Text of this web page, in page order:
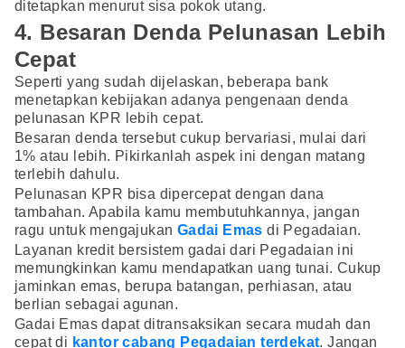
ditetapkan menurut sisa pokok utang.
4. Besaran Denda Pelunasan Lebih
Cepat
Seperti yang sudah dijelaskan, beberapa bank
menetapkan kebijakan adanya pengenaan denda
pelunasan KPR lebih cepat.
Besaran denda tersebut cukup bervariasi, mulai dari
1% atau lebih. Pikirkanlah aspek ini dengan matang
terlebih dahulu.
Pelunasan KPR bisa dipercepat dengan dana
tambahan. Apabila kamu membutuhkannya, jangan
ragu untuk mengajukan Gadai Emas di Pegadaian.
Layanan kredit bersistem gadai dari Pegadaian ini
memungkinkan kamu mendapatkan uang tunai. Cukup
jaminkan emas, berupa batangan, perhiasan, atau
berlian sebagai agunan.
Gadai Emas dapat ditransaksikan secara mudah dan
cepat di kantor cabang Pegadaian terdekat. Jangan